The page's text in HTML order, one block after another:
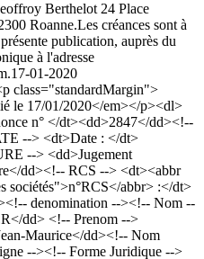
Berthelot 24 Place
Roanne.Les créances sont à
publication, auprès du
à l'adresse
17-01-2020
class="standardMargin">
le 17/01/2020</em></p><dl>
n° </dt><dd>2847</dd><!--
--> <dt>Date : </dt>
--> <dd>Jugement
dd><!-- RCS --> <dt><abbr
sociétés">n°RCS</abbr> :</dt>
denomination --><!-- Nom --
dd> <!-- Prenom -->
Maurice</dd><!-- Nom
--><!-- Forme Juridique -->